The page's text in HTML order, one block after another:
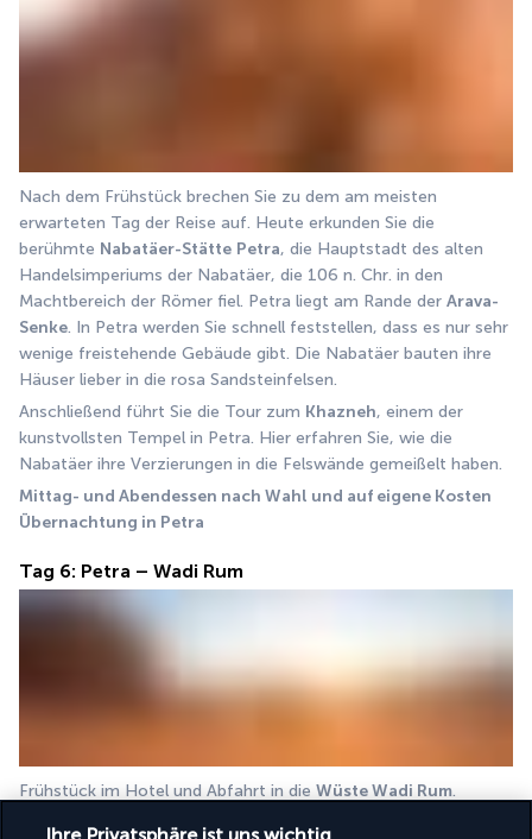
Nach dem Frühstück brechen Sie zu dem am meisten
erwarteten Tag der Reise auf. Heute erkunden Sie die
berühmte Nabatäer-Stätte Petra, die Hauptstadt des alten
Handelsimperiums der Nabatäer, die 106 n. Chr. in den
Machtbereich der Römer fiel. Petra liegt am Rande der Arava-
Senke. In Petra werden Sie schnell feststellen, dass es nur sehr
wenige freistehende Gebäude gibt. Die Nabatäer bauten ihre
Häuser lieber in die rosa Sandsteinfelsen.
Anschließend führt Sie die Tour zum Khazneh, einem der
kunstvollsten Tempel in Petra. Hier erfahren Sie, wie die
Nabatäer ihre Verzierungen in die Felswände gemeißelt haben.
Mittag- und Abendessen nach Wahl und auf eigene Kosten
Übernachtung in Petra
Tag 6: Petra – Wadi Rum
Frühstück im Hotel und Abfahrt in die Wüste Wadi Rum.